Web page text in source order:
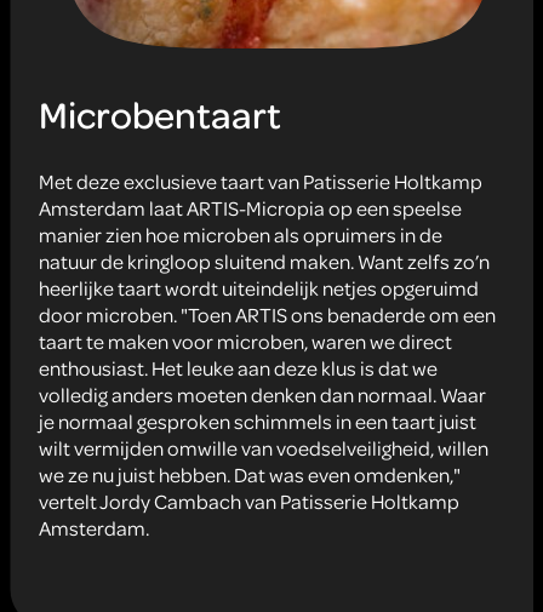
Microbentaart
Met deze exclusieve taart van Patisserie Holtkamp
Amsterdam laat ARTIS-Micropia op een speelse
manier zien hoe microben als opruimers in de
natuur de kringloop sluitend maken. Want zelfs zo’n
heerlijke taart wordt uiteindelijk netjes opgeruimd
door microben. "Toen ARTIS ons benaderde om een
taart te maken voor microben, waren we direct
enthousiast. Het leuke aan deze klus is dat we
volledig anders moeten denken dan normaal. Waar
je normaal gesproken schimmels in een taart juist
wilt vermijden omwille van voedselveiligheid, willen
we ze nu juist hebben. Dat was even omdenken,"
vertelt Jordy Cambach van Patisserie Holtkamp
Amsterdam.